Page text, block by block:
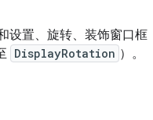
设置、旋转、装饰窗口框
DisplayRotation ）。